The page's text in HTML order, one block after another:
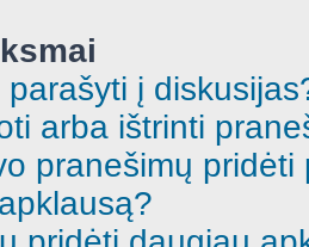
į
arba ištrinti
pranešimų pridėti